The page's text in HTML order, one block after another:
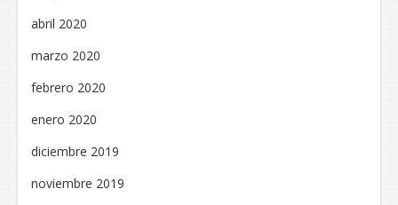
abril 2020
marzo 2020
febrero 2020
enero 2020
diciembre 2019
noviembre 2019